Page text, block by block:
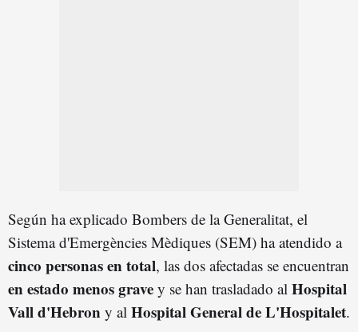
Según ha explicado Bombers de la Generalitat, el
Sistema d'Emergències Mèdiques (SEM) ha atendido a
cinco personas en total, las dos afectadas se encuentran
en estado menos grave y se han trasladado al Hospital
Vall d'Hebron y al Hospital General de L'Hospitalet.